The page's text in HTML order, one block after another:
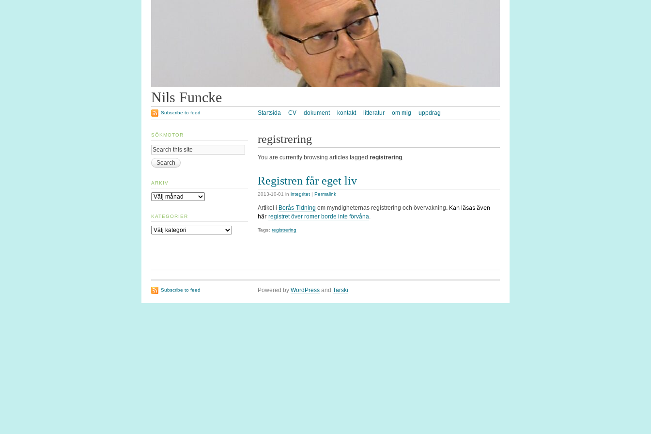
Nils Funcke
Startsida CV dokument kontakt litteratur om mig uppdrag
Subscribe to feed
registrering
You are currently browsing articles tagged registrering.
Registren får eget liv
2013-10-01 in integritet | Permalink
Artikel i Borås-Tidning om myndigheternas registrering och övervakning. Kan läsas även
här registret över romer borde inte förvåna
Tags: registrering
SÖKMOTOR
ARKIV
Arkiv
KATEGORIER
Kategorier
Subscribe to feed Powered by WordPress and Tarski